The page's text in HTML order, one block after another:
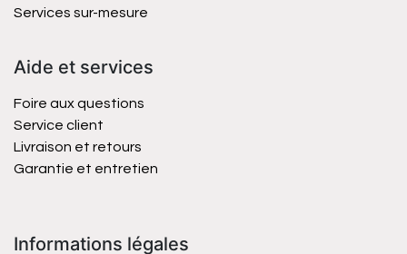
Services sur-mesure
Aide et services
Foire aux questions
Service client
Livraison et retours
Garantie et entretien
Informations légales